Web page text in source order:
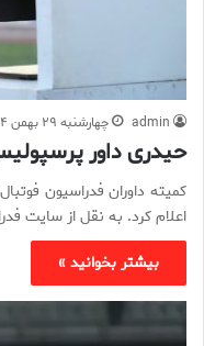
admin چهارشنبه ۲۹ بهمن ۱۴۰۴ - ۱۶:۴۱
حیدری داور
کمیته داوران فدراسیون
اعلام کرد. به نقل از سایت
بیشتر بخوانید »